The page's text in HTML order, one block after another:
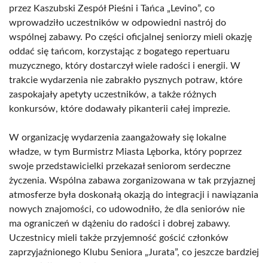
przez Kaszubski Zespół Pieśni i Tańca „Levino”, co
wprowadziło uczestników w odpowiedni nastrój do
wspólnej zabawy. Po części oficjalnej seniorzy mieli okazję
oddać się tańcom, korzystając z bogatego repertuaru
muzycznego, który dostarczył wiele radości i energii. W
trakcie wydarzenia nie zabrakło pysznych potraw, które
zaspokajały apetyty uczestników, a także różnych
konkursów, które dodawały pikanterii całej imprezie.
W organizację wydarzenia zaangażowały się lokalne
władze, w tym Burmistrz Miasta Lęborka, który poprzez
swoje przedstawicielki przekazał seniorom serdeczne
życzenia. Wspólna zabawa zorganizowana w tak przyjaznej
atmosferze była doskonałą okazją do integracji i nawiązania
nowych znajomości, co udowodniło, że dla seniorów nie
ma ograniczeń w dążeniu do radości i dobrej zabawy.
Uczestnicy mieli także przyjemność gościć członków
zaprzyjaźnionego Klubu Seniora „Jurata”, co jeszcze bardziej